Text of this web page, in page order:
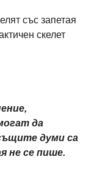
със запетая
скелет
да
думи са
не се пише.